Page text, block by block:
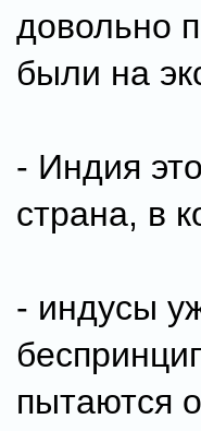
довольно
были на
- Индия
страна, в
- индусы
пытаются